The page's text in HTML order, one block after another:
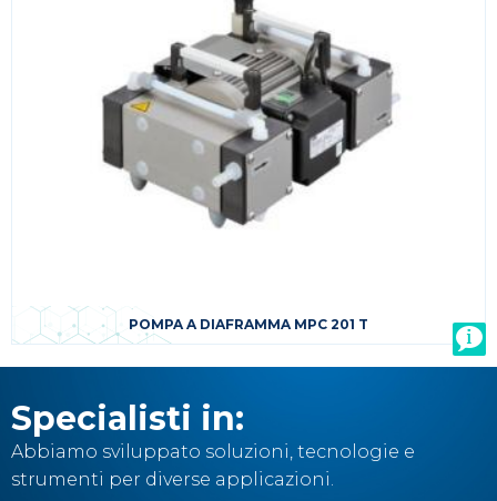
POMPA A DIAFRAMMA MPC 201 T
Specialisti in:
Abbiamo sviluppato soluzioni, tecnologie e
strumenti per diverse applicazioni.